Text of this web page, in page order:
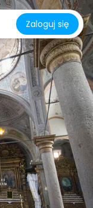
Zaloguj się